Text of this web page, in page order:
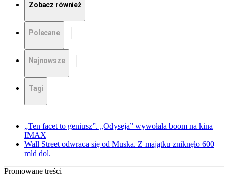
Zobacz również
Polecane
Najnowsze
Tagi
„Ten facet to geniusz”. „Odyseja” wywołała boom na kina
IMAX
Wall Street odwraca się od Muska. Z majątku zniknęło 600
mld dol.
Promowane treści